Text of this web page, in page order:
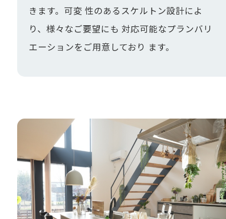
きます。可変 性のあるスケルトン設計によ
り、様々なご要望にも 対応可能なプランバリ
エーションをご用意しており ます。